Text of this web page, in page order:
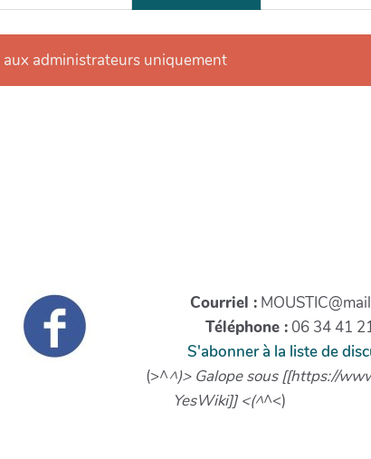
administrateurs uniquement
Courriel :
Téléphone :06 34 41
S'abonner à la liste de
(>^^)> Galope sous [[https://
YesWiki]] <(^^<)